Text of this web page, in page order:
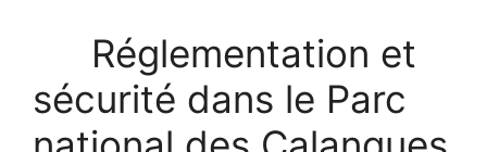
Réglementation et
sécurité dans le Parc